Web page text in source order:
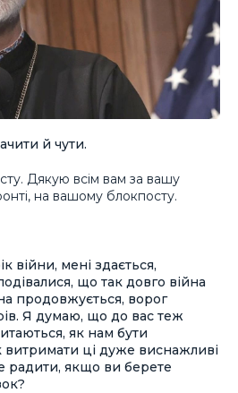
й чути.
Дякую всім вам за вашу
на вашому блокпосту.
війни, мені здається,
що так довго війна
продовжується, ворог
Я думаю, що до вас теж
як нам бути
витримати ці дуже виснажливі
якщо ви берете